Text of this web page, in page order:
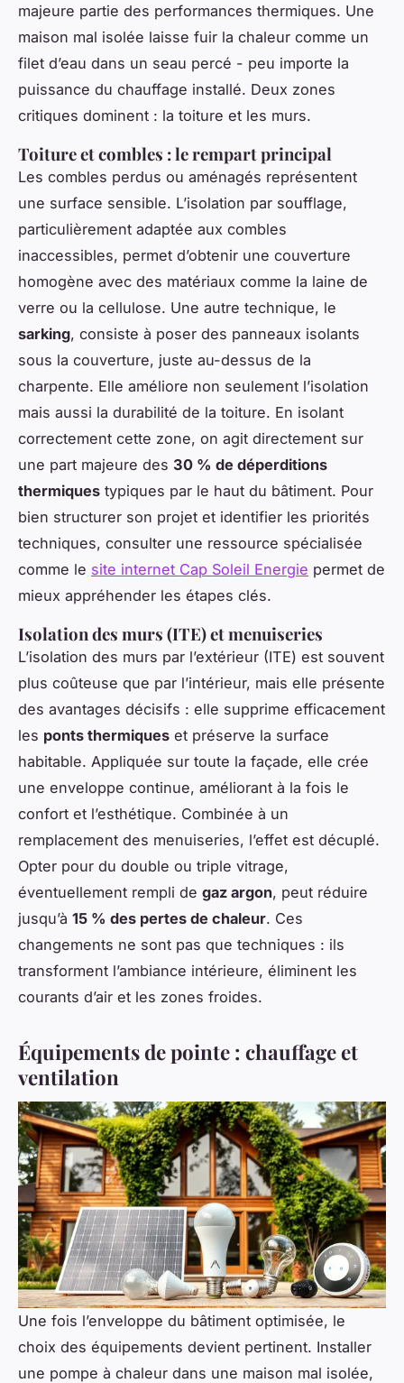
majeure partie des performances thermiques. Une
maison mal isolée laisse fuir la chaleur comme un
filet d’eau dans un seau percé - peu importe la
puissance du chauffage installé. Deux zones
critiques dominent : la toiture et les murs.
Toiture et combles : le rempart principal
Les combles perdus ou aménagés représentent
une surface sensible. L’isolation par soufflage,
particulièrement adaptée aux combles
inaccessibles, permet d’obtenir une couverture
homogène avec des matériaux comme la laine de
verre ou la cellulose. Une autre technique, le
sarking, consiste à poser des panneaux isolants
sous la couverture, juste au-dessus de la
charpente. Elle améliore non seulement l’isolation
mais aussi la durabilité de la toiture. En isolant
correctement cette zone, on agit directement sur
une part majeure des 30 % de déperditions
thermiques typiques par le haut du bâtiment. Pour
bien structurer son projet et identifier les priorités
techniques, consulter une ressource spécialisée
comme le site internet Cap Soleil Energie permet de
mieux appréhender les étapes clés.
Isolation des murs (ITE) et menuiseries
L’isolation des murs par l’extérieur (ITE) est souvent
plus coûteuse que par l’intérieur, mais elle présente
des avantages décisifs : elle supprime efficacement
les ponts thermiques et préserve la surface
habitable. Appliquée sur toute la façade, elle crée
une enveloppe continue, améliorant à la fois le
confort et l’esthétique. Combinée à un
remplacement des menuiseries, l’effet est décuplé.
Opter pour du double ou triple vitrage,
éventuellement rempli de gaz argon, peut réduire
jusqu’à 15 % des pertes de chaleur. Ces
changements ne sont pas que techniques : ils
transforment l’ambiance intérieure, éliminent les
courants d’air et les zones froides.
Équipements de pointe : chauffage et
ventilation
Une fois l’enveloppe du bâtiment optimisée, le
choix des équipements devient pertinent. Installer
une pompe à chaleur dans une maison mal isolée,